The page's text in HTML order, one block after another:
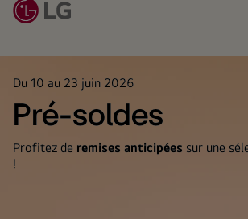
Du 10 au 23 juin 2026
Pré-soldes
Profitez de remises anticipées sur une
!